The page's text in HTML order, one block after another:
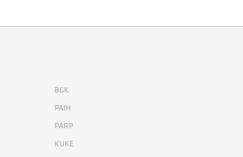
BGK
PAIH
PARP
KUKE